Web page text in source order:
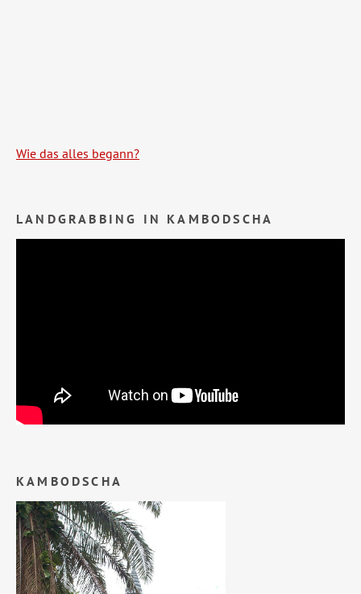
Wie das alles begann?
LANDGRABBING IN KAMBODSCHA
KAMBODSCHA